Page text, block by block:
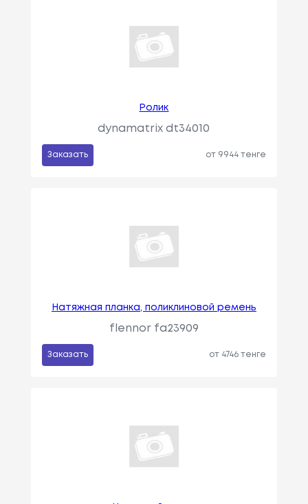
Ролик
dynamatrix dt34010
Заказать от 9944 тенге
Натяжная планка, поликлиновой ремень
flennor fa23909
Заказать от 4746 тенге